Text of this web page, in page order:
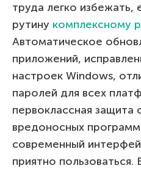
труда легко избежать,
рутину комплексному
Автоматическое
приложений,
настроек Windows,
паролей для всех
первоклассная защита
вредоносных
современный
приятно